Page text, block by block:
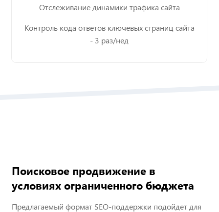
Отслеживание динамики трафика сайта
Контроль кода ответов ключевых страниц сайта
- 3 раз/нед
Поисковое продвижение в
условиях ограниченного бюджета
Предлагаемый формат SEO-поддержки подойдет для